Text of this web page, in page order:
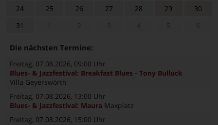
24
25 26 27 28 29
30
31
Die nächsten Termine:
Freitag, 07.08.2026, 09:00 Uhr
Blues- & Jazzfestival: Breakfast Blues - Tony Bulluck
Villa Geyerswörth
Freitag, 07.08.2026, 13:00 Uhr
Blues- & Jazzfestival: Maura Maxplatz
Freitag, 07.08.2026, 15:00 Uhr